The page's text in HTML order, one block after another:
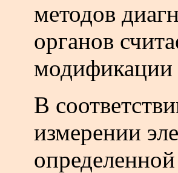
методов
органов
В
измерении